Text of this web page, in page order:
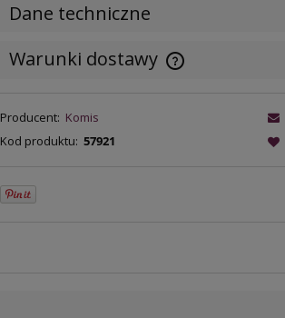
Dane techniczne
Warunki dostawy
kosztów płatności
Producent: Komis
Kod produktu: 57921